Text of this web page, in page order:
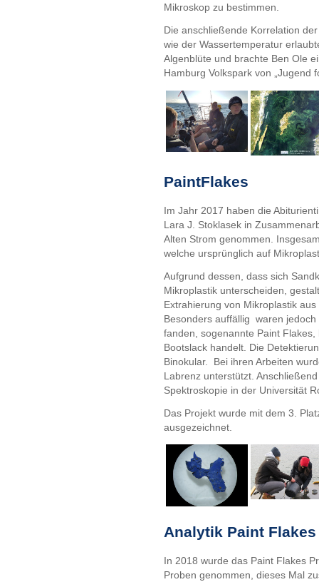
Mikroskop zu bestimmen.
Die anschließende Korrelation
wie der Wassertemperatur
Algenblüte und brachte Ben Ole
Hamburg Volkspark von „Jugend
PaintFlakes
Im Jahr 2017 haben die
Lara J. Stoklasek in
Alten Strom genommen.
welche ursprünglich auf
Aufgrund dessen, dass sich
Mikroplastik unterscheiden,
Extrahierung von Mikroplastik
Besonders auffällig waren
fanden, sogenannte Paint
Bootslack handelt. Die
Binokular. Bei ihren Arbeiten
Labrenz unterstützt.
Spektroskopie in der Universität
Das Projekt wurde mit dem 3.
ausgezeichnet.
Analytik Paint Flakes
In 2018 wurde das Paint Flakes
Proben genommen, dieses Mal